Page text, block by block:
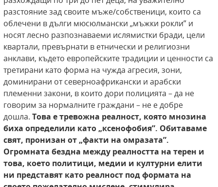
разстояние зад своите мъже/собственици, които са
облечени в дълги мюсюлмански „мъжки рокли” и
носят лесно разпознаваеми ислямистки бради, цели
квартали, превърнати в етнически и религиозни
анклави, където европейските традиции и ценности са
третирани като форма на чужда агресия, зони,
доминирани от северноафрикански и арабски
племенни закони, в които дори полицията – да не
говорим за нормалните граждани – не е добре
дошла. Това е тревожна реалност, която мнозина
биха определили като „ксенофобия”. Обитаваме
свят, пронизан от „факти на омразата”.
Огромната бездна между реалността на терен и
това, което политици, медии и културни елити
ни представят като реалност под формата на